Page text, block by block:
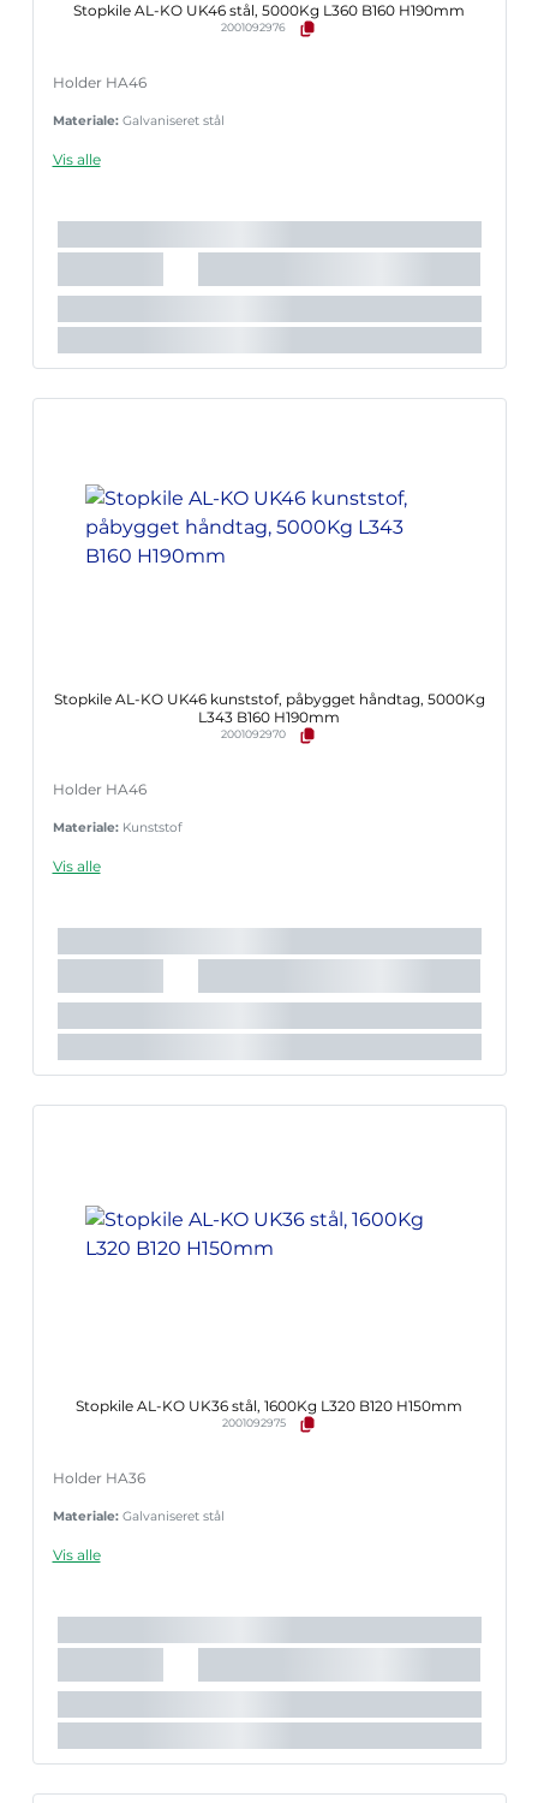
Stopkile AL-KO UK46 stål, 5000Kg L360 B160 H190mm
2001092976
Holder HA46
Materiale: Galvaniseret stål
Vis alle
Stopkile AL-KO UK46 kunststof, påbygget håndtag, 5000Kg
L343 B160 H190mm
2001092970
Holder HA46
Materiale: Kunststof
Vis alle
Stopkile AL-KO UK36 stål, 1600Kg L320 B120 H150mm
2001092975
Holder HA36
Materiale: Galvaniseret stål
Vis alle